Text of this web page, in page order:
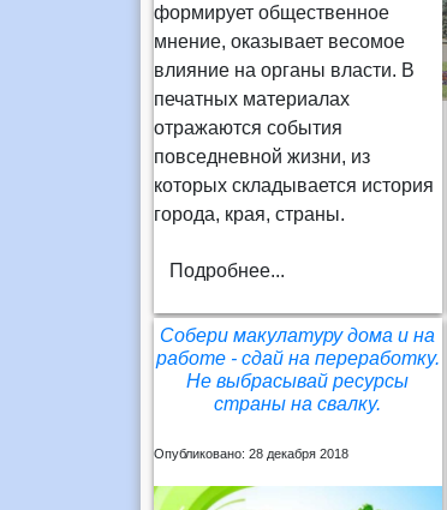
формирует общественное
мнение, оказывает весомое
влияние на органы власти. В
печатных материалах
отражаются события
повседневной жизни, из
которых складывается история
города, края, страны.
Подробнее...
Собери макулатуру дома и на
работе - сдай на переработку.
Не выбрасывай ресурсы
страны на свалку.
Опубликовано: 28 декабря 2018